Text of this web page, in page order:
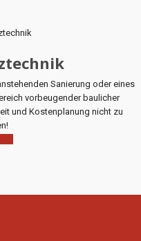
Sanierung oder eines
vorbeugender baulicher
und Kostenplanung nicht zu